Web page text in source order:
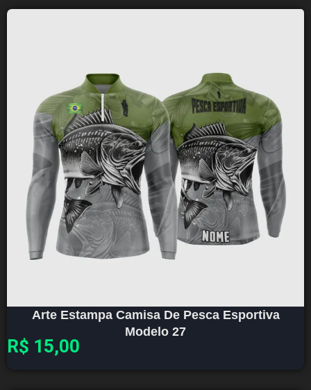
Arte Estampa Camisa De Pesca Esportiva
Modelo 27
R$ 15,00